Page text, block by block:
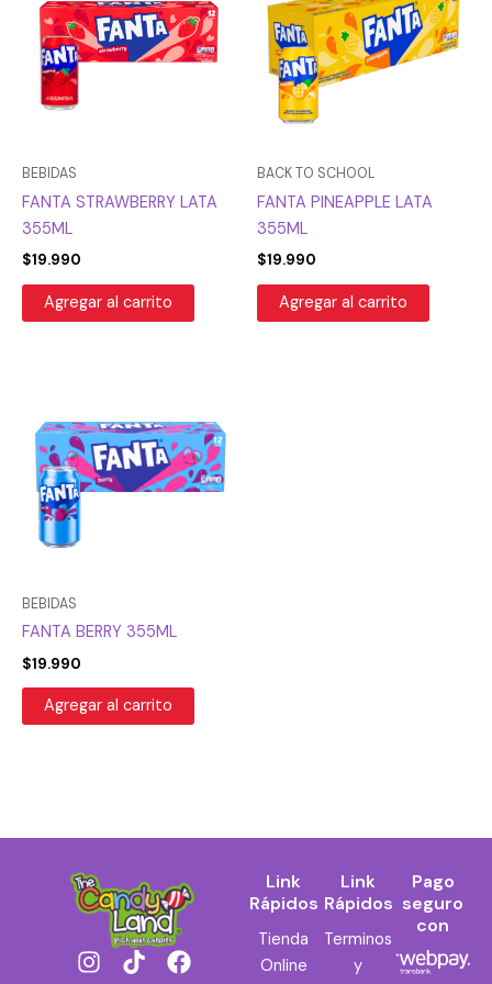
BEBIDAS
FANTA STRAWBERRY LATA
355ML
$19.990
Agregar al carrito
BACK TO SCHOOL
FANTA PINEAPPLE LATA
355ML
$19.990
Agregar al carrito
BEBIDAS
FANTA BERRY 355ML
$19.990
Agregar al carrito
I T F
Link
Rápidos
Tienda
Online
Link
Rápidos
Terminos
y
Pago
seguro
con